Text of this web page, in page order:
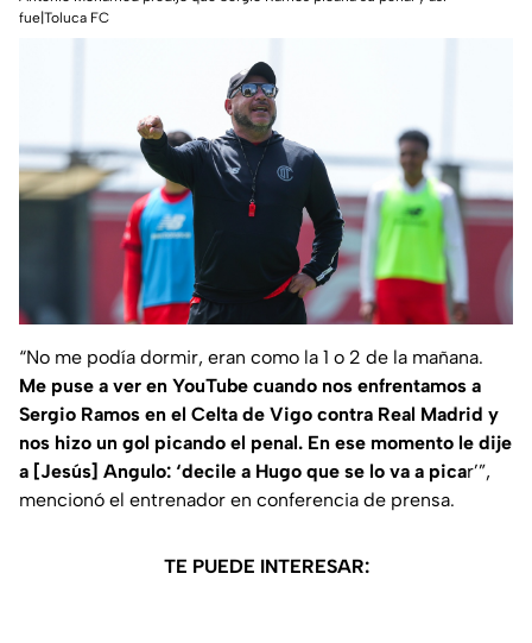
fue|Toluca FC
“No me podía dormir, eran como la 1 o 2 de la mañana.
Me puse a ver en YouTube cuando nos enfrentamos a
Sergio Ramos en el Celta de Vigo contra Real Madrid y
nos hizo un gol picando el penal. En ese momento le dije
a [Jesús] Angulo: ‘decile a Hugo que se lo va a picar’”,
mencionó el entrenador en conferencia de prensa.
TE PUEDE INTERESAR: